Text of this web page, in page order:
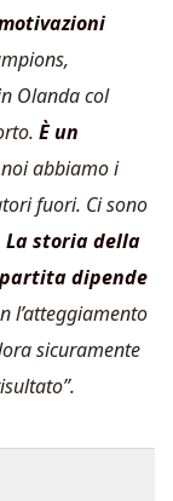
Olanda col
È un
abbiamo i
fuori. Ci sono
La storia della
dipende
l’atteggiamento
sicuramente